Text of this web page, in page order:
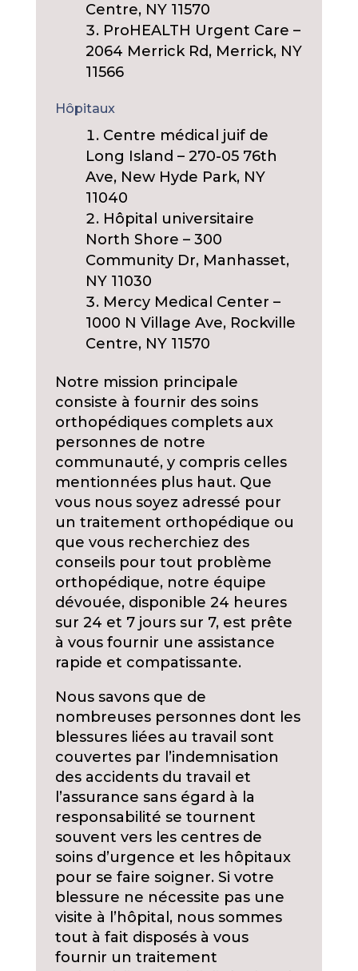
Centre, NY 11570
ProHEALTH Urgent Care –
2064 Merrick Rd, Merrick, NY
11566
Hôpitaux
Centre médical juif de
Long Island – 270-05 76th
Ave, New Hyde Park, NY
11040
Hôpital universitaire
North Shore – 300
Community Dr, Manhasset,
NY 11030
Mercy Medical Center –
1000 N Village Ave, Rockville
Centre, NY 11570
Notre mission principale
consiste à fournir des soins
orthopédiques complets aux
personnes de notre
communauté, y compris celles
mentionnées plus haut. Que
vous nous soyez adressé pour
un traitement orthopédique ou
que vous recherchiez des
conseils pour tout problème
orthopédique, notre équipe
dévouée, disponible 24 heures
sur 24 et 7 jours sur 7, est prête
à vous fournir une assistance
rapide et compatissante.
Nous savons que de
nombreuses personnes dont les
blessures liées au travail sont
couvertes par l’indemnisation
des accidents du travail et
l’assurance sans égard à la
responsabilité se tournent
souvent vers les centres de
soins d’urgence et les hôpitaux
pour se faire soigner. Si votre
blessure ne nécessite pas une
visite à l’hôpital, nous sommes
tout à fait disposés à vous
fournir un traitement